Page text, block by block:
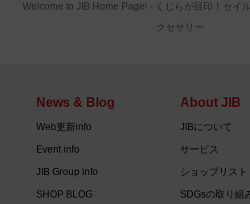
Welcome to JIB Home Page! ‐ くじらが目印！セイ
クセサリー
News & Blog
Web更新info
Event info
JIB Group info
SHOP BLOG
About JIB
JIBについて
サービス
ショップリスト
SDGsの取り組